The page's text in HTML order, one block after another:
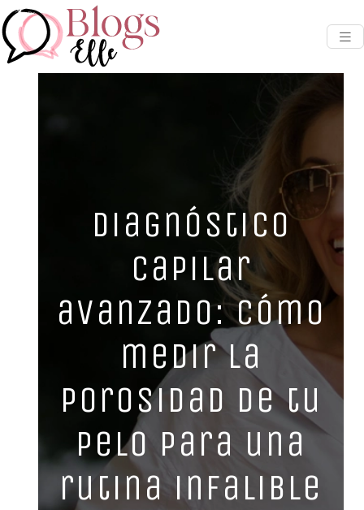
Diagnóstico
capilar
avanzado: cómo
medir la
porosidad de tu
pelo para una
rutina infalible